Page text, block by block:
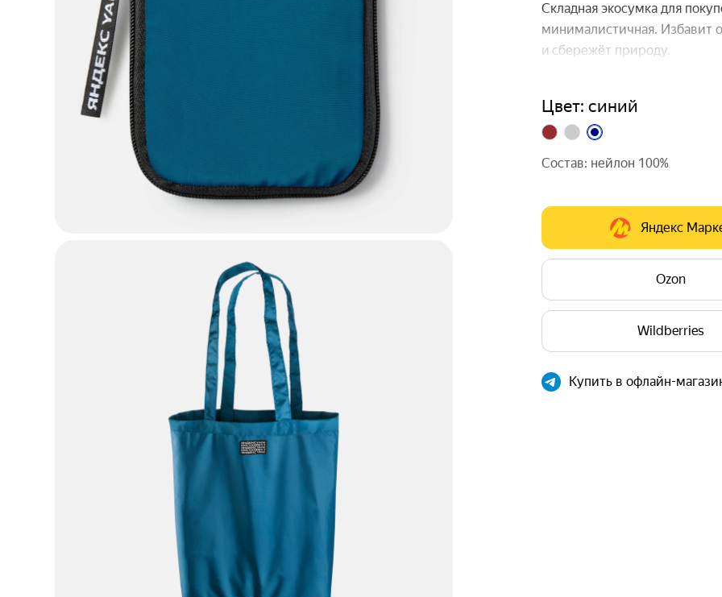
Складная экосумка для
минималистичная. Избавит
и сбережёт природу.
и закрывается на молнию с
мало места: помещается в
выдерживает большой вес и
Может стать полезным
Цвет: синий
Состав: нейлон 100%
Яндекс
Ozon
Wildberries
Купить в офлайн-